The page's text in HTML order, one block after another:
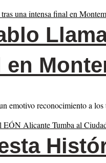
emotivo reconocimiento a